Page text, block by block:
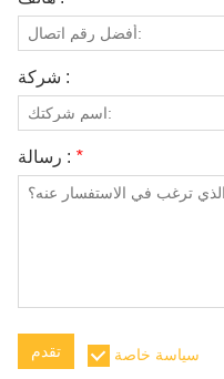
شركة :
رسالة : *
تقدم سياسة خاصة